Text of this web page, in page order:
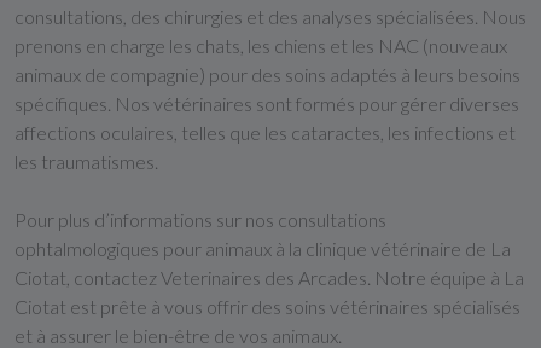
consultations, des chirurgies et des analyses spécialisées. Nous
prenons en charge les chats, les chiens et les NAC (nouveaux
animaux de compagnie) pour des soins adaptés à leurs besoins
spécifiques. Nos vétérinaires sont formés pour gérer diverses
affections oculaires, telles que les cataractes, les infections et
les traumatismes.
Pour plus d’informations sur nos consultations
ophtalmologiques pour animaux à la clinique vétérinaire de La
Ciotat, contactez Veterinaires des Arcades. Notre équipe à La
Ciotat est prête à vous offrir des soins vétérinaires spécialisés
et à assurer le bien-être de vos animaux.